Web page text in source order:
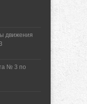
движения
№ 3 по